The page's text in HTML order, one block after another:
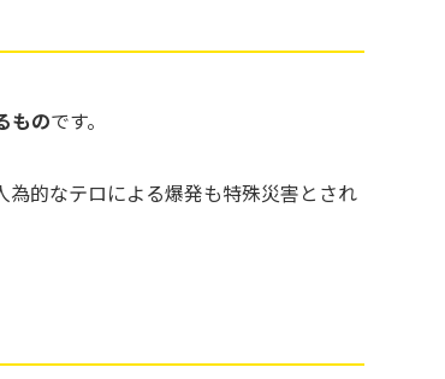
ものです。
的なテロによる爆発も特殊災害とされ